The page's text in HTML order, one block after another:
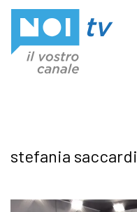
stefania saccardi